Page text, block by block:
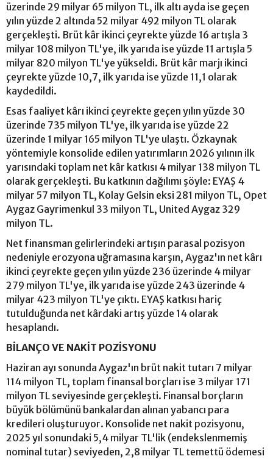
üzerinde 29 milyar 65 milyon TL, ilk altı ayda ise geçen
yılın yüzde 2 altında 52 milyar 492 milyon TL olarak
gerçekleşti. Brüt kâr ikinci çeyrekte yüzde 16 artışla 3
milyar 108 milyon TL'ye, ilk yarıda ise yüzde 11 artışla 5
milyar 820 milyon TL'ye yükseldi. Brüt kâr marjı ikinci
çeyrekte yüzde 10,7, ilk yarıda ise yüzde 11,1 olarak
kaydedildi.
Esas faaliyet kârı ikinci çeyrekte geçen yılın yüzde 30
üzerinde 735 milyon TL'ye, ilk yarıda ise yüzde 22
üzerinde 1 milyar 165 milyon TL'ye ulaştı. Özkaynak
yöntemiyle konsolide edilen yatırımların 2026 yılının ilk
yarısındaki toplam net kâr katkısı 4 milyar 138 milyon TL
olarak gerçekleşti. Bu katkının dağılımı şöyle: EYAŞ 4
milyar 57 milyon TL, Kolay Gelsin eksi 281 milyon TL, Opet
Aygaz Gayrimenkul 33 milyon TL, United Aygaz 329
milyon TL.
Net finansman gelirlerindeki artışın parasal pozisyon
nedeniyle erozyona uğramasına karşın, Aygaz'ın net kârı
ikinci çeyrekte geçen yılın yüzde 236 üzerinde 4 milyar
279 milyon TL'ye, ilk yarıda ise yüzde 243 üzerinde 4
milyar 423 milyon TL'ye çıktı. EYAŞ katkısı hariç
tutulduğunda net kârdaki artış yüzde 14 olarak
hesaplandı.
BİLANÇO VE NAKİT POZİSYONU
Haziran ayı sonunda Aygaz'ın brüt nakit tutarı 7 milyar
114 milyon TL, toplam finansal borçları ise 3 milyar 171
milyon TL seviyesinde gerçekleşti. Finansal borçların
büyük bölümünü bankalardan alınan yabancı para
kredileri oluşturuyor. Konsolide net nakit pozisyonu,
2025 yıl sonundaki 5,4 milyar TL'lik (endekslenmemiş
nominal tutar) seviyeden, 2,8 milyar TL temettü ödemesi